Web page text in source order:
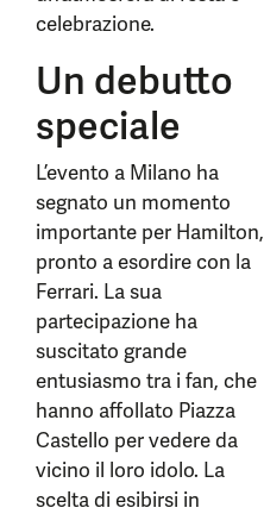
celebrazione.
Un debutto
speciale
L’evento a Milano ha
segnato un momento
importante per Hamilton,
pronto a esordire con la
Ferrari. La sua
partecipazione ha
suscitato grande
entusiasmo tra i fan, che
hanno affollato Piazza
Castello per vedere da
vicino il loro idolo. La
scelta di esibirsi in